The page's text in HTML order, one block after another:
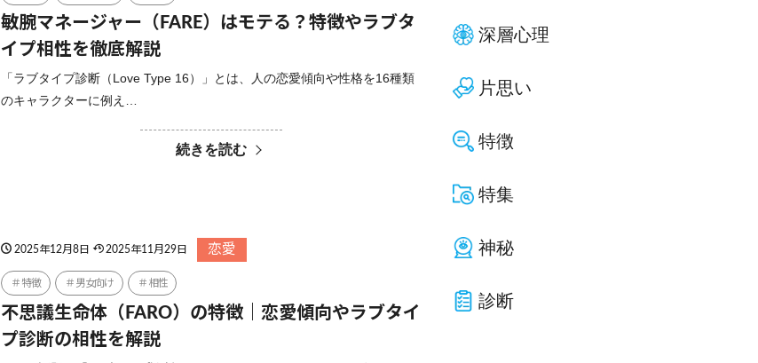
敏腕マネージャー（FARE）はモテる？特徴やラブタ
イプ相性を徹底解説
「ラブタイプ診断（Love Type 16）」とは、人の恋愛傾向や性格を16種類
のキャラクターに例え…
続きを読む
2025年12月8日 2025年11月29日 恋愛
特徴 男女向け 相性
不思議生命体（FARO）の特徴｜恋愛傾向やラブタイ
プ診断の相性を解説
深層心理
片思い
特徴
特集
神秘
診断